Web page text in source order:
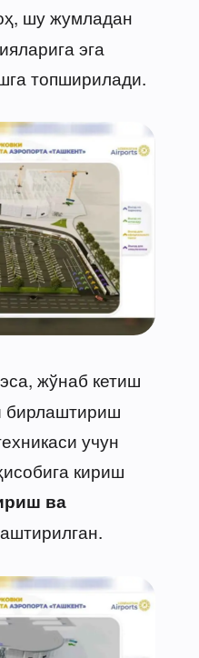
шу жумладан
эга
топширилади.
эса, жўнаб кетиш
бирлаштириш
учун
кириш
ва